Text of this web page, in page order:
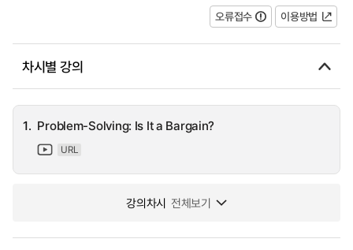
오류접수 이용방법
차시별 강의
1. Problem-Solving: Is It a Bargain?
URL
강의차시 전체보기